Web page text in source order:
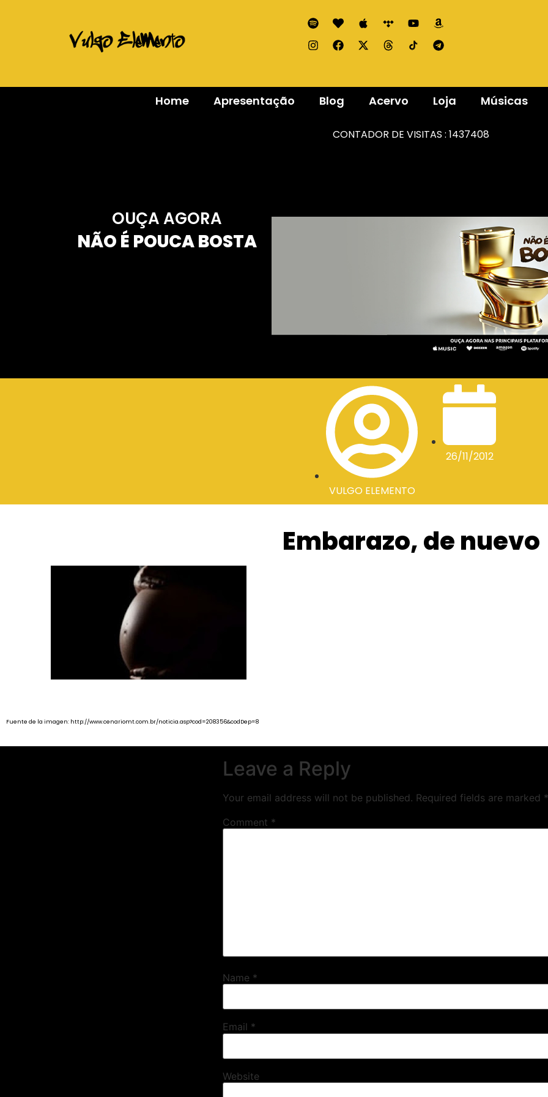
Home Apresentação Blog Acervo Loja Músicas
CONTADOR DE VISITAS : 1437408
OUÇA AGORA
NÃO É POUCA BOSTA
VULGO ELEMENTO
26/11/2012
Embarazo, de nuevo
Fuente de la imagen: http://www.cenariomt.com.br/noticia.asp?cod=208356&codDep=8
Leave a Reply
Your email address will not be published. Required fields are marked *
Comment *
Name *
Email *
Website